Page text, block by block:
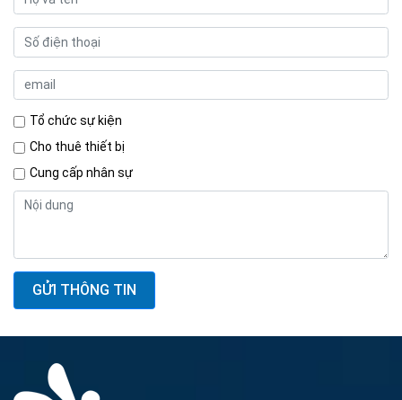
Tổ chức sự kiện
Cho thuê thiết bị
Cung cấp nhân sự
GỬI THÔNG TIN